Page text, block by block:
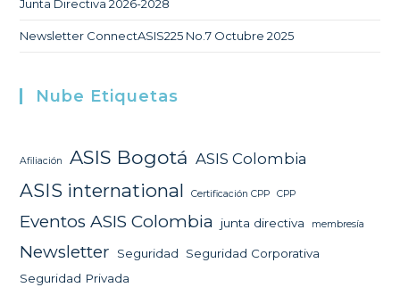
Junta Directiva 2026-2028
Newsletter ConnectASIS225 No.7 Octubre 2025
Nube Etiquetas
Afiliación ASIS Bogotá ASIS Colombia
ASIS international Certificación CPP CPP
Eventos ASIS Colombia junta directiva membresía
Newsletter Seguridad
Seguridad Corporativa
Seguridad Privada